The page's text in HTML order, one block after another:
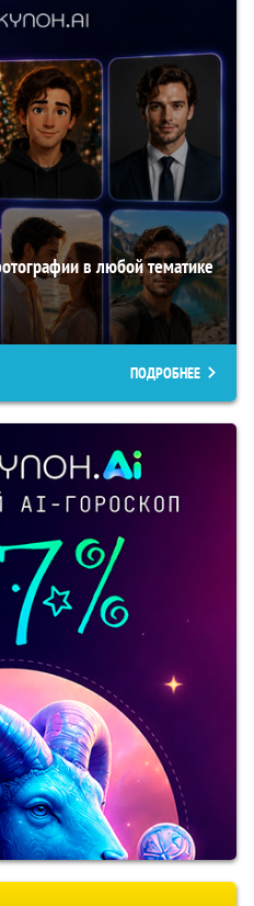
в любой тематике
ПОДРОБНЕЕ